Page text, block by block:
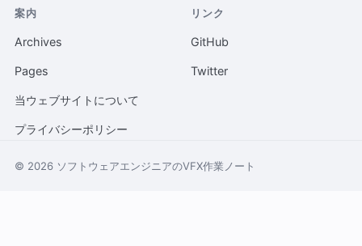
案内
Archives
Pages
当ウェブサイトについて
プライバシーポリシー
リンク
GitHub
Twitter
© 2026 ソフトウェアエンジニアのVFX作業ノート